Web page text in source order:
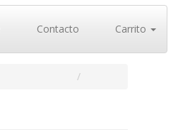
Contacto Carrito